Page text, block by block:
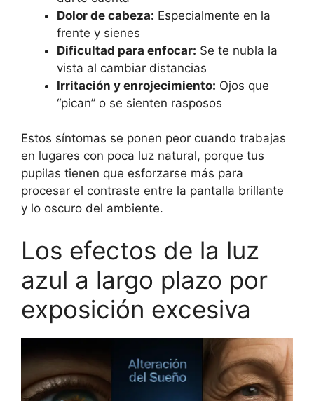
Dolor de cabeza: Especialmente en la
frente y sienes
Dificultad para enfocar: Se te nubla la
vista al cambiar distancias
Irritación y enrojecimiento: Ojos que
“pican” o se sienten rasposos
Estos síntomas se ponen peor cuando trabajas
en lugares con poca luz natural, porque tus
pupilas tienen que esforzarse más para
procesar el contraste entre la pantalla brillante
y lo oscuro del ambiente.
Los efectos de la luz
azul a largo plazo por
exposición excesiva